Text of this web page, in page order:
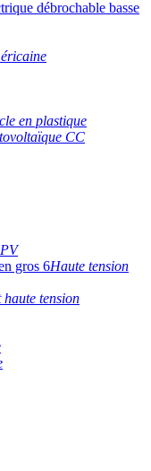
en plastique
CC
Haute tension
tension